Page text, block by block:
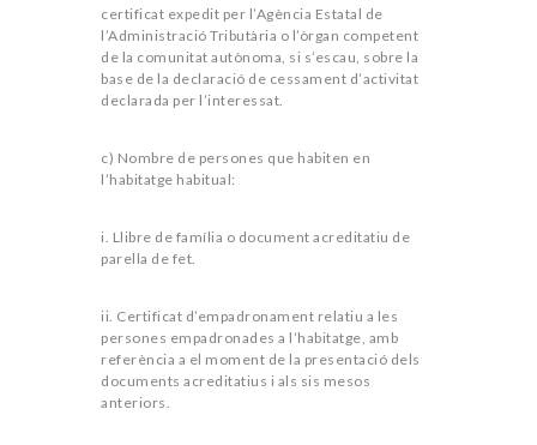
certificat expedit per l’Agència Estatal de
l’Administració Tributària o l’òrgan competent
de la comunitat autònoma, si s’escau, sobre la
base de la declaració de cessament d’activitat
declarada per l’interessat.
c) Nombre de persones que habiten en
l’habitatge habitual:
i. Llibre de família o document acreditatiu de
parella de fet.
ii. Certificat d’empadronament relatiu a les
persones empadronades a l’habitatge, amb
referència a el moment de la presentació dels
documents acreditatius i als sis mesos
anteriors.